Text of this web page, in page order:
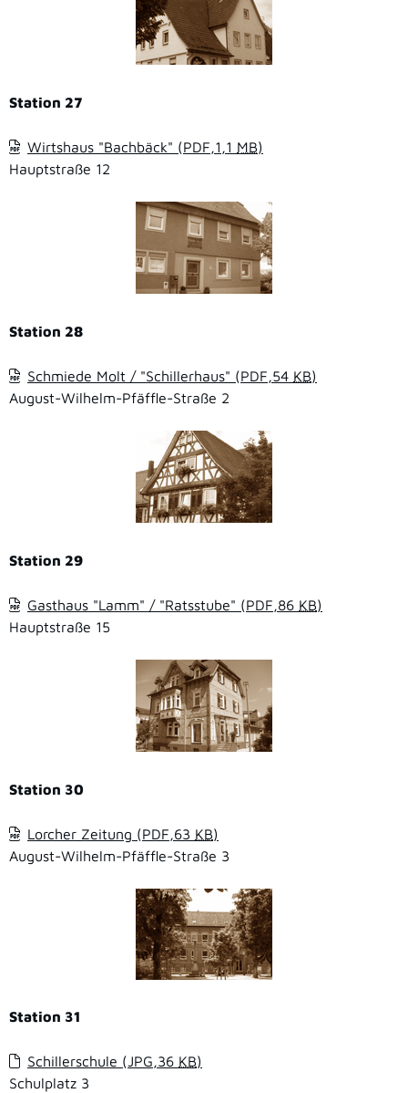
Station 27
Wirtshaus "Bachbäck" (PDF,1,1 MB)
Hauptstraße 12
Station 28
Schmiede Molt / "Schillerhaus" (PDF,54 KB)
August-Wilhelm-Pfäffle-Straße 2
Station 29
Gasthaus "Lamm" / "Ratsstube" (PDF,86 KB)
Hauptstraße 15
Station 30
Lorcher Zeitung (PDF,63 KB)
August-Wilhelm-Pfäffle-Straße 3
Station 31
Schillerschule (JPG,36 KB)
Schulplatz 3